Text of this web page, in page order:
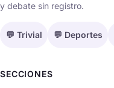
y debate sin registro.
💬 Trivial 💬 Deportes
SECCIONES